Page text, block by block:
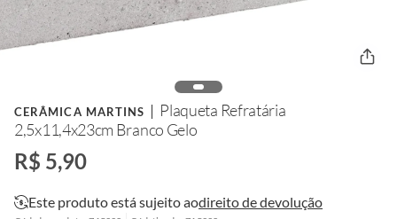
CERÂMICA MARTINS
Plaqueta Refratária
2,5x11,4x23cm Branco Gelo
R$ 5,90
Este produto está sujeito aodireito de devolução